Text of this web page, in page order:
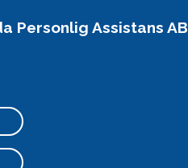
Personlig Assistans AB